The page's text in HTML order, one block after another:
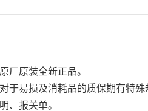
厂原装全新正品。
于易损及消耗品的质保期有特殊
、 报关单。